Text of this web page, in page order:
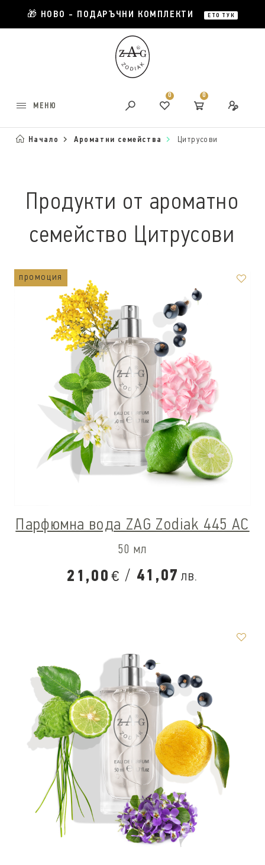
🎁 НОВО - ПОДАРЪЧНИ КОМПЛЕКТИ ЕТО ТУК
МЕНЮ
0 0
Начало Ароматни семейства Цитрусови
Продукти от ароматно
семейство Цитрусови
Парфюмна вода ZAG Zodiak 445 AC
50 мл
21,00 € / 41,07 лв.
промоция